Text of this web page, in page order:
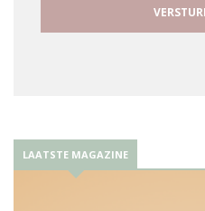
LAATSTE MAGAZINE